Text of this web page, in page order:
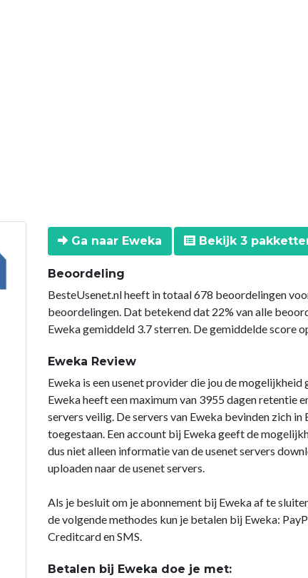
Ga naar Eweka Bekijk 3
Beoordeling
BesteUsenet.nl heeft in totaal 678 beoordelingen
beoordelingen. Dat betekend dat 22% van alle
Eweka gemiddeld 3.7 sterren. De gemiddelde score
Eweka Review
Eweka is een usenet provider die jou de
Eweka heeft een maximum van 3955 dagen retentie
servers veilig. De servers van Eweka bevinden zich
toegestaan. Een account bij Eweka geeft de
dus niet alleen informatie van de usenet servers
uploaden naar de usenet servers.
Als je besluit om je abonnement bij Eweka af te
de volgende methodes kun je betalen bij Eweka:
Creditcard en SMS.
Betalen bij Eweka doe je met: